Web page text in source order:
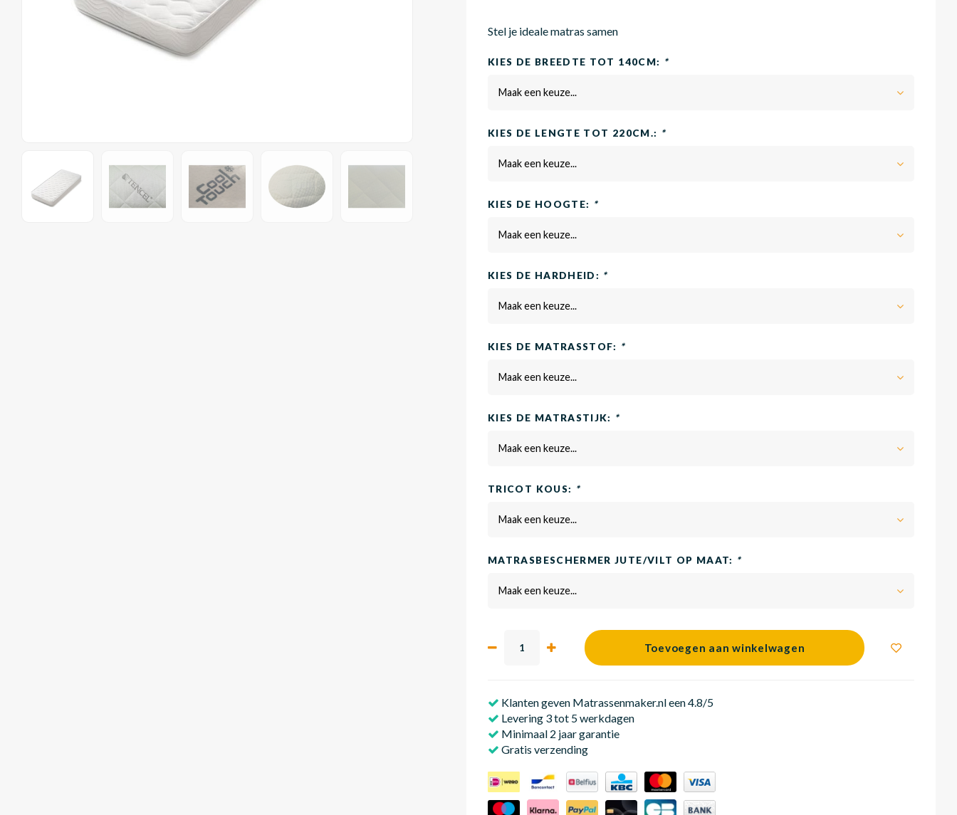
Stel je ideale matras samen
KIES DE BREEDTE TOT 140CM: *
Maak een keuze...
KIES DE LENGTE TOT 220CM.: *
Maak een keuze...
KIES DE HOOGTE: *
Maak een keuze...
KIES DE HARDHEID: *
Maak een keuze...
KIES DE MATRASSTOF: *
Maak een keuze...
KIES DE MATRASTIJK: *
Maak een keuze...
TRICOT KOUS: *
Maak een keuze...
MATRASBESCHERMER JUTE/VILT OP MAAT: *
Maak een keuze...
Toevoegen aan winkelwagen
Klanten geven Matrassenmaker.nl een 4.8/5
Levering 3 tot 5 werkdagen
Minimaal 2 jaar garantie
Gratis verzending